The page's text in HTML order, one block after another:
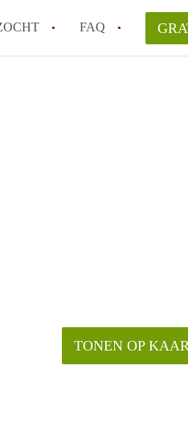
FAQ
TONEN OP